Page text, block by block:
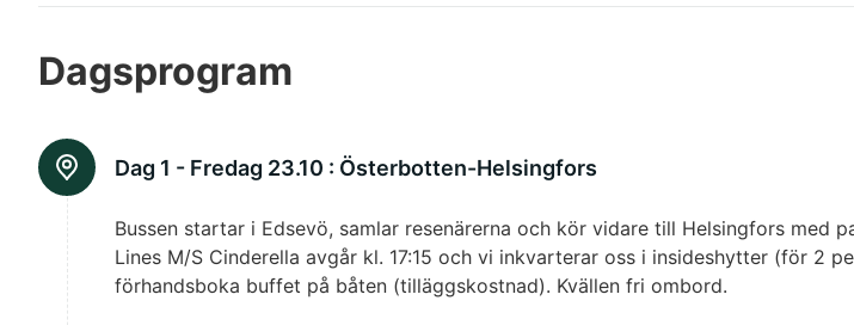
Dagsprogram
Dag 1 - Fredag 23.10 : Österbotten-Helsingfors
Bussen startar i Edsevö, samlar resenärerna och kör vidare till Helsingfors med
Lines M/S Cinderella avgår kl. 17:15 och vi inkvarterar oss i insideshytter (för 2
förhandsboka buffet på båten (tilläggskostnad). Kvällen fri ombord.